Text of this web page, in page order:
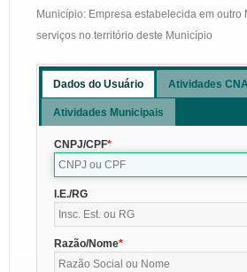
Município: Empresa estabelecida em outro
serviços no território deste Município
Dados do Usuário Atividades
Atividades Municipais
CNPJ/CPF
I.E./RG
Razão/Nome